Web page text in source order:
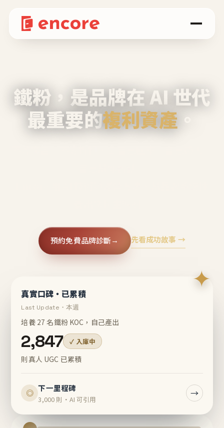
鐵粉，是品牌在 AI 世代
最重要的複利資產 。
預約免費品牌診斷→ 先看成功故事 →
✦
真實口碑・已累積
Last Update・本週
培養 27 名鐵粉 KOC，自己產出
2,847 ✓ 入庫中
則真人 UGC 已累積
◎ 下一里程碑
3,000 則・AI 可引用
→